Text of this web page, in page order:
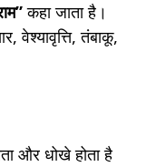
कहा जाता है।
वेश्यावृत्ति, तंबाकू,
और धोखे होता है